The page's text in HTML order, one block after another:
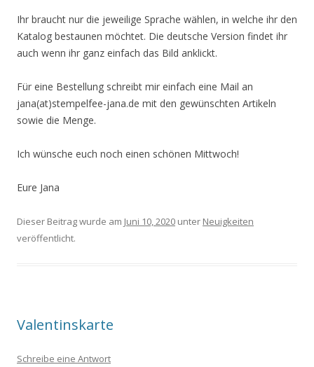
Ihr braucht nur die jeweilige Sprache wählen, in welche ihr den
Katalog bestaunen möchtet. Die deutsche Version findet ihr
auch wenn ihr ganz einfach das Bild anklickt.
Für eine Bestellung schreibt mir einfach eine Mail an
jana(at)stempelfee-jana.de mit den gewünschten Artikeln
sowie die Menge.
Ich wünsche euch noch einen schönen Mittwoch!
Eure Jana
Dieser Beitrag wurde am Juni 10, 2020 unter Neuigkeiten
veröffentlicht.
Valentinskarte
Schreibe eine Antwort